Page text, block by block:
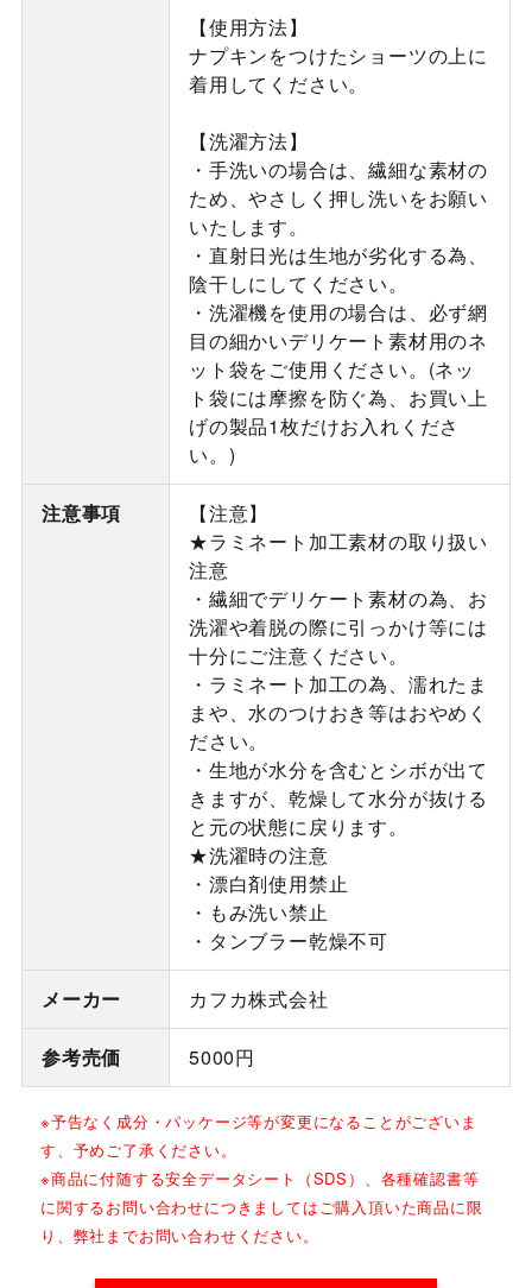
【使用方法】
ナプキンをつけたショーツの上に
着用してください。
【洗濯方法】
・手洗いの場合は、繊細な素材の
ため、やさしく押し洗いをお願い
いたします。
・直射日光は生地が劣化する為、
陰干しにしてください。
・洗濯機を使用の場合は、必ず網
目の細かいデリケート素材用のネ
ット袋をご使用ください。(ネッ
ト袋には摩擦を防ぐ為、お買い上
げの製品1枚だけお入れくださ
い。)
注意事項
【注意】
★ラミネート加工素材の取り扱い
注意
・繊細でデリケート素材の為、お
洗濯や着脱の際に引っかけ等には
十分にご注意ください。
・ラミネート加工の為、濡れたま
まや、水のつけおき等はおやめく
ださい。
・生地が水分を含むとシボが出て
きますが、乾燥して水分が抜ける
と元の状態に戻ります。
★洗濯時の注意
・漂白剤使用禁止
・もみ洗い禁止
・タンブラー乾燥不可
メーカー カフカ株式会社
参考売価 5000円
※予告なく成分・パッケージ等が変更になることがございま
す、予めご了承ください。
※商品に付随する安全データシート（SDS）、各種確認書等
に関するお問い合わせにつきましてはご購入頂いた商品に限
り、弊社までお問い合わせください。